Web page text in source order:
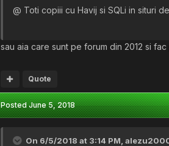
@ Toti copiii cu Havij si SQLi in situri
sau aia care sunt pe forum din 2012 si
Quote
PostedJune 5, 2018
On 6/5/2018 at 3:14 PM,